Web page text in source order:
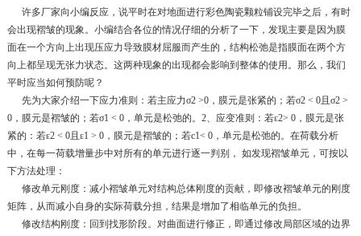
许多厂家向小编反应，说平时在对地面进行彩色陶瓷颗粒铺设完毕之后，有时
会出现褶皱的现象。小编结合各位的情况仔细的分析了一下，发现主要是因为膜
面在一个方向上出现压应力导致膜材屈服而产生的，结构松弛是指膜面在两个方
向上都呈现无张力状态。这两种现象的出现都会影响到整体的使用。那么，我们
平时应当如何预防呢？
先为大家介绍一下应力准则：若主应力σ2 >0，膜元是张紧的；若σ2 < 0且σ2 >
0，膜元是褶皱的；若σ1 < 0，单元是松弛的。2、应变准则：若ε2> 0，膜元是张
紧的：若ε2 < 0且ε1 > 0，膜元是褶皱的；若c1< 0，单元是松弛的。在荷载分析
中，在每一荷载增量步中对所有的单元进行逐一判别， 如发现褶皱单元，可按以
下方法处理：
修改单元刚度：减小褶皱单元对结构总体刚度的贡献，即修改褶皱单元的刚度
矩阵，从而减小自身的实际荷载分担，结果是增加了相临单元的负担。
修改结构刚度：回到找形阶段。对曲面进行修正，即通过修改局部区域的边界